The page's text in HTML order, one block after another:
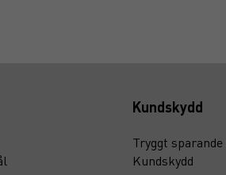
Kundskydd
Tryggt sparande
Kundskydd